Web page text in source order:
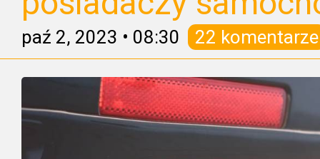
paź 2, 2023 • 08:30 22 komentarze